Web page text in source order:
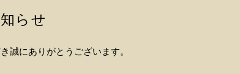
らせ
誠にありがとうございます。